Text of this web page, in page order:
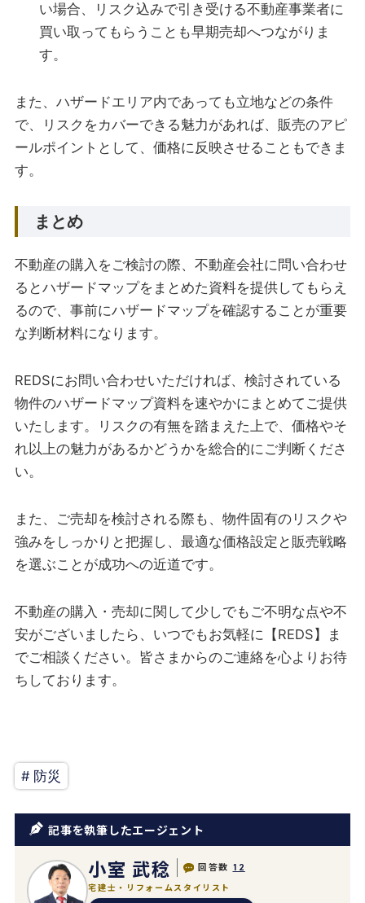
い場合、リスク込みで引き受ける不動産事業者に
買い取ってもらうことも早期売却へつながりま
す。
また、ハザードエリア内であっても立地などの条件
で、リスクをカバーできる魅力があれば、販売のアピ
ールポイントとして、価格に反映させることもできま
す。
まとめ
不動産の購入をご検討の際、不動産会社に問い合わせ
るとハザードマップをまとめた資料を提供してもらえ
るので、事前にハザードマップを確認することが重要
な判断材料になります。
REDSにお問い合わせいただければ、検討されている
物件のハザードマップ資料を速やかにまとめてご提供
いたします。リスクの有無を踏まえた上で、価格やそ
れ以上の魅力があるかどうかを総合的にご判断くださ
い。
また、ご売却を検討される際も、物件固有のリスクや
強みをしっかりと把握し、最適な価格設定と販売戦略
を選ぶことが成功への近道です。
不動産の購入・売却に関して少しでもご不明な点や不
安がございましたら、いつでもお気軽に【REDS】ま
でご相談ください。皆さまからのご連絡を心よりお待
ちしております。
# 防災
記事を執筆したエージェント
小室 武稔 回答数 12
宅建士・リフォームスタイリスト